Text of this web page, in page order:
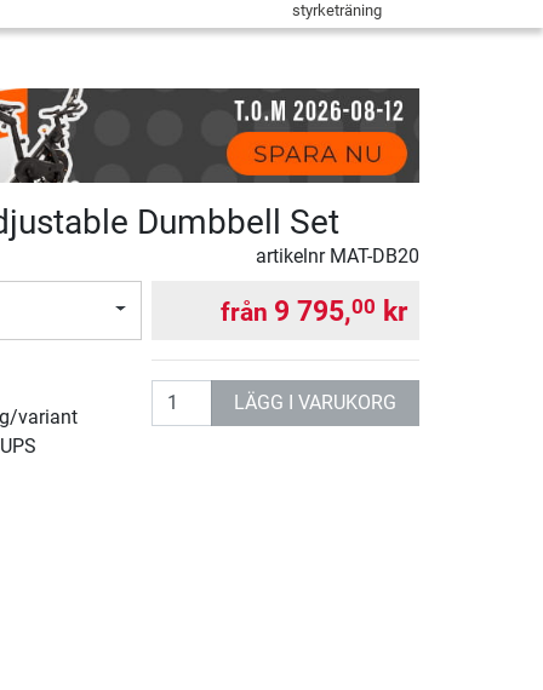
styrketräning
Dumbbell Set
artikelnr MAT-DB20
variant
från 9 795,00 kr
antal LÄGG I VARUKORG